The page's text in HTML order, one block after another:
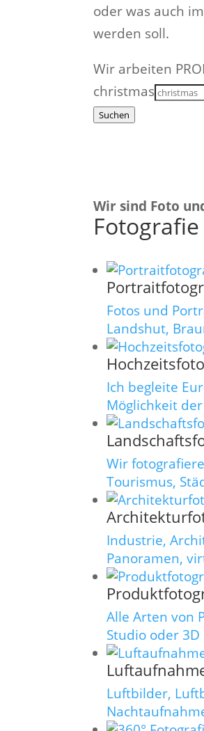
oder was auch
werden soll.
Wir arbeiten
christmas
Suchen
Wir sind Foto
Fotos und
Landshut,
Ich begleite
Möglichkeit
Wir
Tourismus,
Industrie,
Panoramen,
Alle Arten von
Studio oder 3D
Luftbilder,